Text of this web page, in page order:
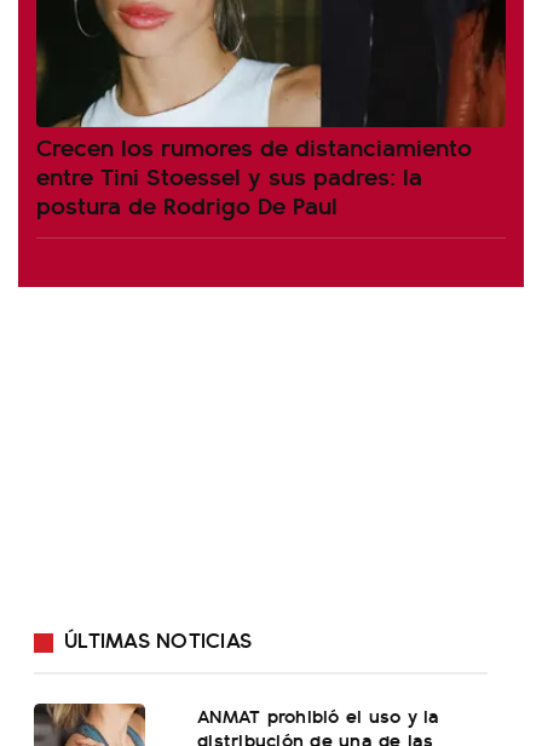
Crecen los rumores de distanciamiento
entre Tini Stoessel y sus padres: la
postura de Rodrigo De Paul
ÚLTIMAS NOTICIAS
ANMAT prohibió el uso y la
distribución de una de las